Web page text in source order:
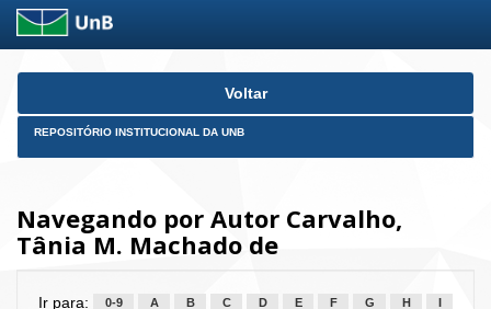
Skip
Voltar
REPOSITÓRIO INSTITUCIONAL DA UNB
Navegando por Autor Carvalho,
Tânia M. Machado de
Ir para: 0-9 A B C D E F G H